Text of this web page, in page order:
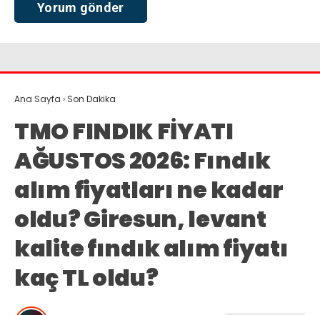
Ana Sayfa › Son Dakika
TMO FINDIK FİYATI
AĞUSTOS 2026: Fındık
alım fiyatları ne kadar
oldu? Giresun, levant
kalite fındık alım fiyatı
kaç TL oldu?